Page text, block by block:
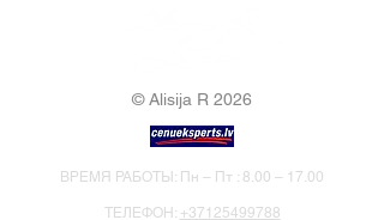
© Alisija R 2026
ВРЕМЯ РАБОТЫ: Пн – Пт : 8.00 – 17.00
ТЕЛЕФОН: +37125499788